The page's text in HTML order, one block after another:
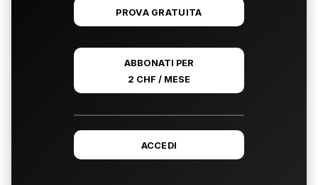
PROVA GRATUITA
ABBONATI PER
2 CHF / MESE
ACCEDI